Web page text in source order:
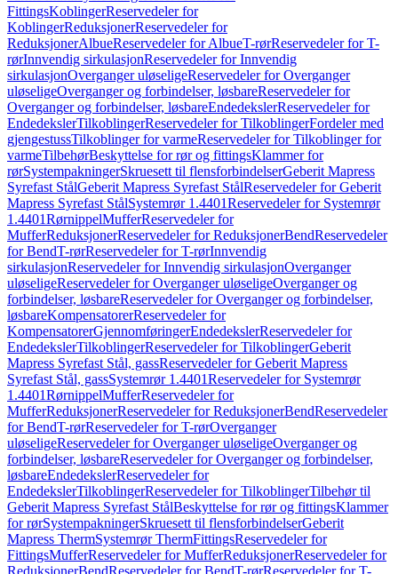
FittingsKoblingerReservedeler for
KoblingerReduksjonerReservedeler for
ReduksjonerAlbueReservedeler for AlbueT-rørReservedeler for T-
rørInnvendig sirkulasjonReservedeler for Innvendig
sirkulasjonOverganger uløseligeReservedeler for Overganger
uløseligeOverganger og forbindelser, løsbareReservedeler for
Overganger og forbindelser, løsbareEndedekslerReservedeler for
EndedekslerTilkoblingerReservedeler for TilkoblingerFordeler med
gjengestussTilkoblinger for varmeReservedeler for Tilkoblinger for
varmeTilbehørBeskyttelse for rør og fittingsKlammer for
rørSystempakningerSkruesett til flensforbindelserGeberit Mapress
Syrefast StålGeberit Mapress Syrefast StålReservedeler for Geberit
Mapress Syrefast StålSystemrør 1.4401Reservedeler for Systemrør
1.4401RørnippelMufferReservedeler for
MufferReduksjonerReservedeler for ReduksjonerBendReservedeler
for BendT-rørReservedeler for T-rørInnvendig
sirkulasjonReservedeler for Innvendig sirkulasjonOverganger
uløseligeReservedeler for Overganger uløseligeOverganger og
forbindelser, løsbareReservedeler for Overganger og forbindelser,
løsbareKompensatorerReservedeler for
KompensatorerGjennomføringerEndedekslerReservedeler for
EndedekslerTilkoblingerReservedeler for TilkoblingerGeberit
Mapress Syrefast Stål, gassReservedeler for Geberit Mapress
Syrefast Stål, gassSystemrør 1.4401Reservedeler for Systemrør
1.4401RørnippelMufferReservedeler for
MufferReduksjonerReservedeler for ReduksjonerBendReservedeler
for BendT-rørReservedeler for T-rørOverganger
uløseligeReservedeler for Overganger uløseligeOverganger og
forbindelser, løsbareReservedeler for Overganger og forbindelser,
løsbareEndedekslerReservedeler for
EndedekslerTilkoblingerReservedeler for TilkoblingerTilbehør til
Geberit Mapress Syrefast StålBeskyttelse for rør og fittingsKlammer
for rørSystempakningerSkruesett til flensforbindelserGeberit
Mapress ThermSystemrør ThermFittingsReservedeler for
FittingsMufferReservedeler for MufferReduksjonerReservedeler for
ReduksjonerBendReservedeler for BendT-rørReservedeler for T-